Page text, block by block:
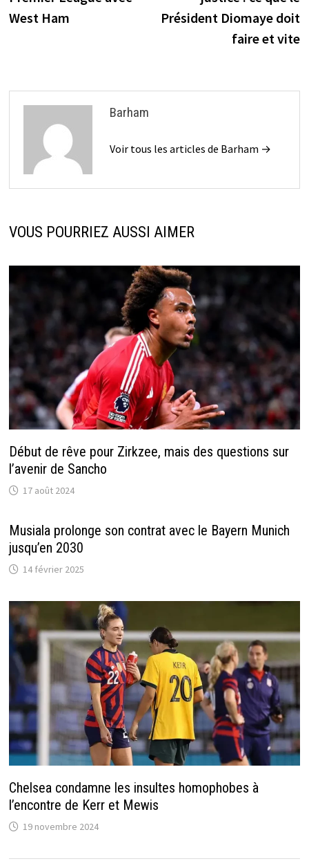
l’article
West Ham
Président Diomaye doit
faire et vite
Barham
Voir tous les articles de Barham →
VOUS POURRIEZ AUSSI AIMER
Début de rêve pour Zirkzee, mais des questions sur
l’avenir de Sancho
17 août 2024
Musiala prolonge son contrat avec le Bayern Munich
jusqu’en 2030
14 février 2025
Chelsea condamne les insultes homophobes à
l’encontre de Kerr et Mewis
19 novembre 2024